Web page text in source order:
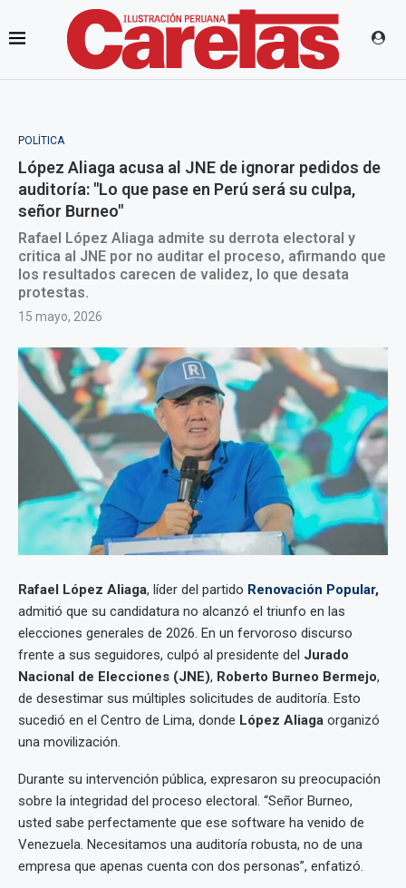
POLÍTICA
López Aliaga acusa al JNE de ignorar pedidos de
auditoría: "Lo que pase en Perú será su culpa,
señor Burneo"
Rafael López Aliaga admite su derrota electoral y
critica al JNE por no auditar el proceso, afirmando que
los resultados carecen de validez, lo que desata
protestas.
15 mayo, 2026
Rafael López Aliaga, líder del partido Renovación Popular,
admitió que su candidatura no alcanzó el triunfo en las
elecciones generales de 2026. En un fervoroso discurso
frente a sus seguidores, culpó al presidente del Jurado
Nacional de Elecciones (JNE), Roberto Burneo Bermejo,
de desestimar sus múltiples solicitudes de auditoría. Esto
sucedió en el Centro de Lima, donde López Aliaga organizó
una movilización.
Durante su intervención pública, expresaron su preocupación
sobre la integridad del proceso electoral. “Señor Burneo,
usted sabe perfectamente que ese software ha venido de
Venezuela. Necesitamos una auditoría robusta, no de una
empresa que apenas cuenta con dos personas”, enfatizó.